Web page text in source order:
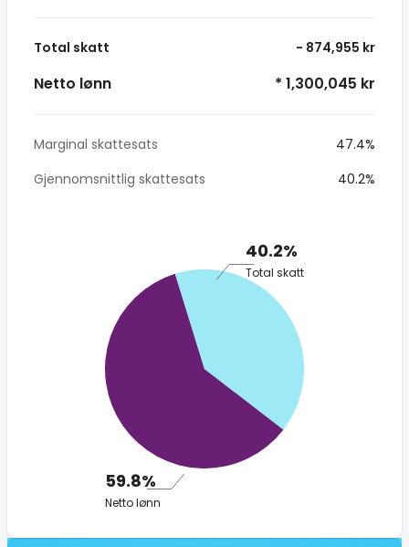
Total skatt - 874,955 kr
Netto lønn * 1,300,045 kr
Marginal skattesats
47.4%
Gjennomsnittlig skattesats
40.2%
40.2%
Total skatt
59.8%
Netto lønn